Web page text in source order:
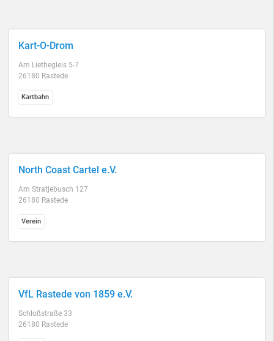
Kart-O-Drom
Am Liethegleis 5-7
26180 Rastede
Kartbahn
North Coast Cartel e.V.
Am Stratjebusch 127
26180 Rastede
Verein
VfL Rastede von 1859 e.V.
Schloßstraße 33
26180 Rastede